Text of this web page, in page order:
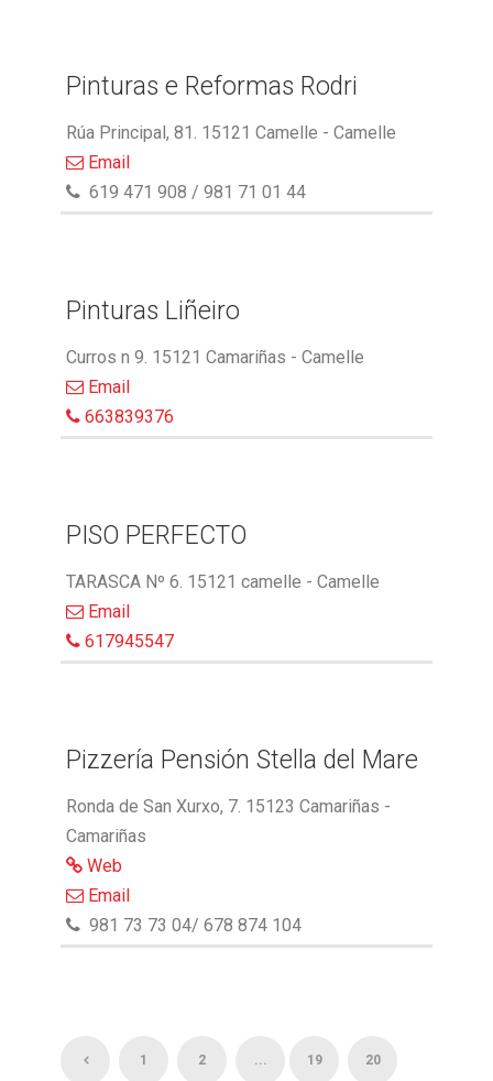
Pinturas e Reformas Rodri
Rúa Principal, 81. 15121 Camelle - Camelle
Email
619 471 908 / 981 71 01 44
Pinturas Liñeiro
Curros n 9. 15121 Camariñas - Camelle
Email
663839376
PISO PERFECTO
TARASCA Nº 6. 15121 camelle - Camelle
Email
617945547
Pizzería Pensión Stella del Mare
Ronda de San Xurxo, 7. 15123 Camariñas -
Camariñas
Web
Email
981 73 73 04/ 678 874 104
1 2 ... 19 20